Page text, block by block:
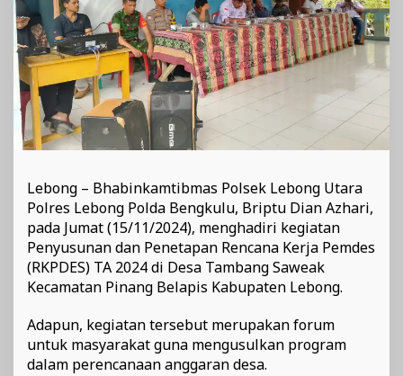
Lebong – Bhabinkamtibmas Polsek Lebong Utara
Polres Lebong Polda Bengkulu, Briptu Dian Azhari,
pada Jumat (15/11/2024), menghadiri kegiatan
Penyusunan dan Penetapan Rencana Kerja Pemdes
(RKPDES) TA 2024 di Desa Tambang Saweak
Kecamatan Pinang Belapis Kabupaten Lebong.
Adapun, kegiatan tersebut merupakan forum
untuk masyarakat guna mengusulkan program
dalam perencanaan anggaran desa.